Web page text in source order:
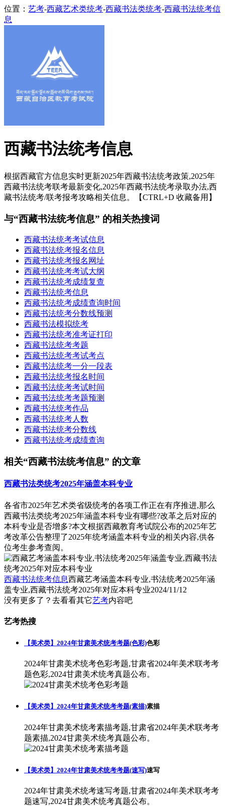
位置： 艺考-西藏艺术类统考-西藏书法类统考-西藏书法统考信
息
西藏书法统考信息
根据西藏官方信息实时更新2025年西藏书法统考政策,2025年
西藏书法统考联考最新变化,2025年西藏书法统考录取办法,西
藏书法统考/联考报考攻略相关信息。【CTRL+D 收藏备用】
与“西藏书法统考信息” 的相关热搜词
西藏书法统考考试信息
西藏书法统考报名信息
西藏书法统考报名网址
西藏书法统考考试大纲
西藏书法统考成绩复查
西藏书法统考信息
西藏书法统考成绩查询时间
西藏书法统考分数线预测
西藏书法模拟统考
西藏书法统考准考证打印
西藏书法统考考题
西藏书法统考考试考点
西藏书法统考一分一段表
西藏书法统考报名时间
西藏书法统考考试时间
西藏书法统考考题预测
西藏书法统考作品
西藏书法统考人数
西藏书法统考分数线
西藏书法统考成绩查询
相关“西藏书法统考信息” 的文章
西藏书法类统考2025年涵盖本科专业
各省市2025年艺术类省级统考的各项工作正在有序推进,那么
西藏书法类统考2025年涵盖本科专业有哪些?改革之后对应的
本科专业是否增多?本文根据西藏教育考试院公布的2025年艺
考改革公告整理了2025年统考涵盖本科专业的相关内容,供各
位考生参考查阅。
西藏书法统考信息西藏艺考涵盖本科专业,书法统考2025年涵
盖专业,西藏书法统考2025年对应本科专业2024/11/12
没有更多了？去看看其它艺考内容吧
艺考热搜
【美术类】2024年甘肃美术统考考题(色彩)色彩
2024年甘肃美术统考色彩考题,甘肃省2024年美术联考考
题色彩,2024甘肃美术统考真题公布。
【美术类】2024年甘肃美术统考考题(素描)素描
2024年甘肃美术统考素描考题,甘肃省2024年美术联考考
题素描,2024甘肃美术统考真题公布。
【美术类】2024年甘肃美术统考考题(速写)速写
2024年甘肃美术统考速写考题,甘肃省2024年美术联考考
题速写,2024甘肃美术统考真题公布。